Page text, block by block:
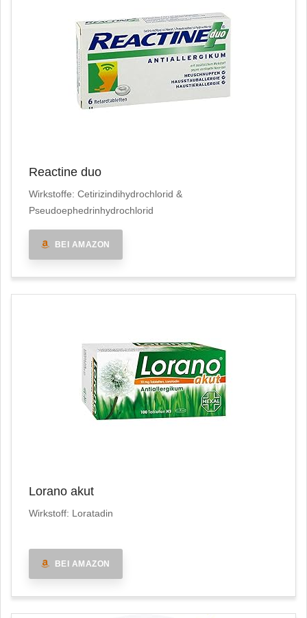
Reactine duo
Wirkstoffe: Cetirizindihydrochlorid &
Pseudoephedrinhydrochlorid
BEI AMAZON
Lorano akut
Wirkstoff: Loratadin
BEI AMAZON